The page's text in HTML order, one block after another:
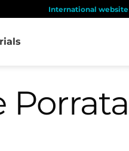
International website
Porrata